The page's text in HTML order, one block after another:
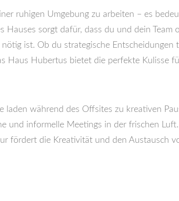
ruhigen Umgebung zu arbeiten – es
Hauses sorgt dafür, dass du und dein
ist. Ob du strategische Entscheidungen
Haus Hubertus bietet die perfekte Kulisse
laden während des Offsites zu kreativen
und informelle Meetings in der frischen
fördert die Kreativität und den Austausch